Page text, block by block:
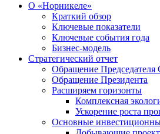
О «Норникеле»
Краткий обзор
Ключевые показатели
Ключевые события года
Бизнес-модель
Стратегический отчет
Обращение Председателя
Обращение Президента
Расширяем горизонты
Комплексная
Ускорение роста
Основные